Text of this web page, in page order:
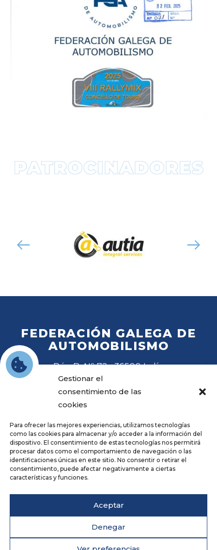
Gestionar el
consentimiento de las
cookies
Para ofrecer las mejores experiencias, utilizamos tecnologías
como las cookies para almacenar y/o acceder a la información del
dispositivo. El consentimiento de estas tecnologías nos permitirá
procesar datos como el comportamiento de navegación o las
identificaciones únicas en este sitio. No consentir o retirar el
consentimiento, puede afectar negativamente a ciertas
características y funciones.
Aceptar
Denegar
FEDERACIÓN GALEGA DE
AUTOMOBILISMO
Rúa B, Nº 72 · 36500 Lalín
Tel. 988 27 28 41
Emailfga@fga.es
Hora local:
Repositorio
Aviso legal
Política de privacidade
Cookies
Accesibilidade
Deseño web